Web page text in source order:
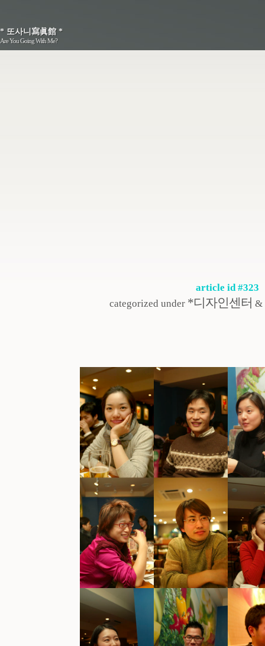
* 또사니寫眞館 *
Are You Going With Me?
* 또사니寫眞館 *
Are You Going With Me?
article id #323
categorized under *디자인센터 &